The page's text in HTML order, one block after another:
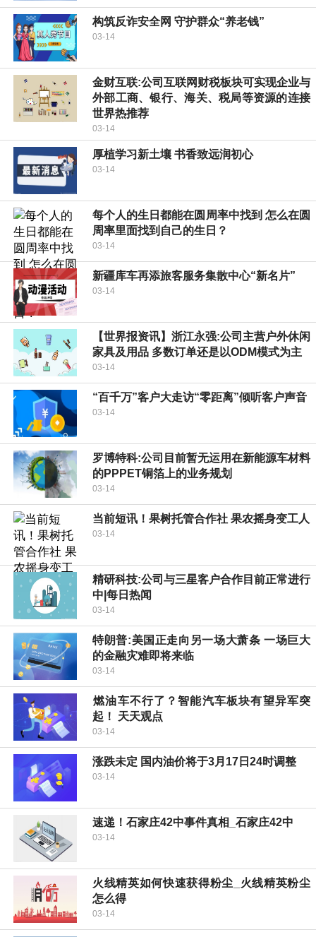
构筑反诈安全网 守护群众“养老钱”
03-14
金财互联:公司互联网财税板块可实现企业与
外部工商、银行、海关、税局等资源的连接
世界热推荐
03-14
厚植学习新土壤 书香致远润初心
03-14
每个人的生日都能在圆周率中找到 怎么在圆
周率里面找到自己的生日？
03-14
新疆库车再添旅客服务集散中心“新名片”
03-14
【世界报资讯】浙江永强:公司主营户外休闲
家具及用品 多数订单还是以ODM模式为主
03-14
“百千万”客户大走访“零距离”倾听客户声音
03-14
罗博特科:公司目前暂无运用在新能源车材料
的PPPET铜箔上的业务规划
03-14
当前短讯！果树托管合作社 果农摇身变工人
03-14
精研科技:公司与三星客户合作目前正常进行
中|每日热闻
03-14
特朗普:美国正走向另一场大萧条 一场巨大
的金融灾难即将来临
03-14
​燃油车不行了？智能汽车板块有望异军突
起！ 天天观点
03-14
涨跌未定 国内油价将于3月17日24时调整
03-14
速递！石家庄42中事件真相_石家庄42中
03-14
火线精英如何快速获得粉尘_火线精英粉尘
怎么得
03-14